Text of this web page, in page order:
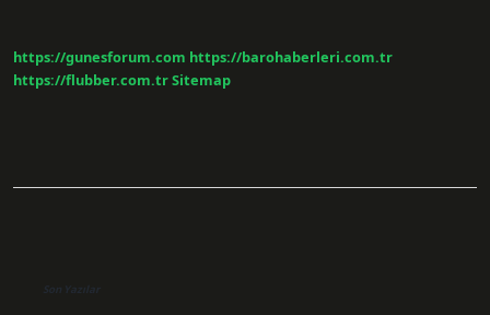
Çalışır
https://gunesforum.com https://barohaberleri.com.tr
https://flubber.com.trSitemap
Son Yazılar